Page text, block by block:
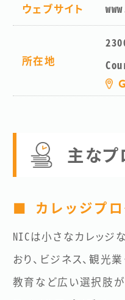
ウェブサイト
所在地
主なプ
■ カレッジプロ
NICは小さなカレッジ
おり、ビジネス、観光
教育など広い選択肢が